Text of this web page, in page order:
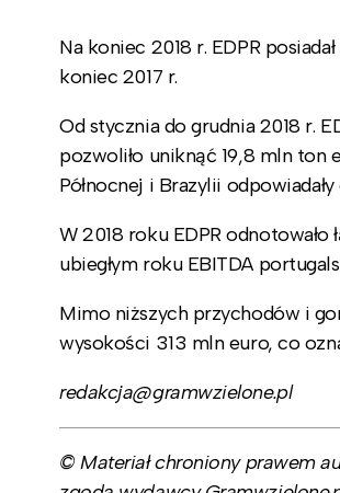
Na koniec 2018 r. EDPR
koniec 2017 r.
Od stycznia do grudnia 2018 r.
pozwoliło uniknąć 19,8 mln ton
Północnej i Brazylii
W 2018 roku EDPR
ubiegłym roku EBITDA
Mimo niższych przychodów i
wysokości 313 mln euro, co
redakcja@gramwzielone.pl
© Materiał chroniony prawem